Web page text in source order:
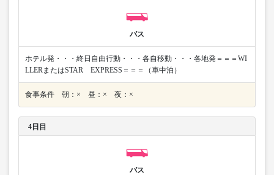
バス
ホテル発・・・終日自由行動・・・各自移動・・・各地発＝＝＝WI
LLERまたはSTAR EXPRESS＝＝＝（車中泊）
食事条件 朝：× 昼：× 夜：×
4日目
バス